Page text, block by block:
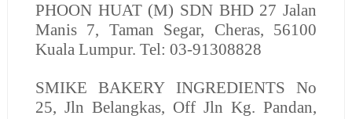
PHOON HUAT (M) SDN BHD27 Jalan
Manis 7, Taman Segar, Cheras, 56100
Kuala Lumpur. Tel: 03-91308828
SMIKE BAKERY INGREDIENTS No
25, Jln Belangkas, Off Jln Kg. Pandan,